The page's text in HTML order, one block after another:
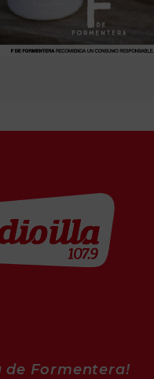
de Formentera!